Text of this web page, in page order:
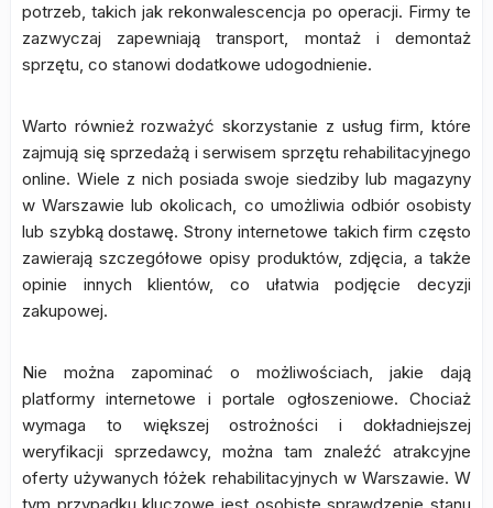
potrzeb, takich jak rekonwalescencja po operacji. Firmy te
zazwyczaj zapewniają transport, montaż i demontaż
sprzętu, co stanowi dodatkowe udogodnienie.
Warto również rozważyć skorzystanie z usług firm, które
zajmują się sprzedażą i serwisem sprzętu rehabilitacyjnego
online. Wiele z nich posiada swoje siedziby lub magazyny
w Warszawie lub okolicach, co umożliwia odbiór osobisty
lub szybką dostawę. Strony internetowe takich firm często
zawierają szczegółowe opisy produktów, zdjęcia, a także
opinie innych klientów, co ułatwia podjęcie decyzji
zakupowej.
Nie można zapominać o możliwościach, jakie dają
platformy internetowe i portale ogłoszeniowe. Chociaż
wymaga to większej ostrożności i dokładniejszej
weryfikacji sprzedawcy, można tam znaleźć atrakcyjne
oferty używanych łóżek rehabilitacyjnych w Warszawie. W